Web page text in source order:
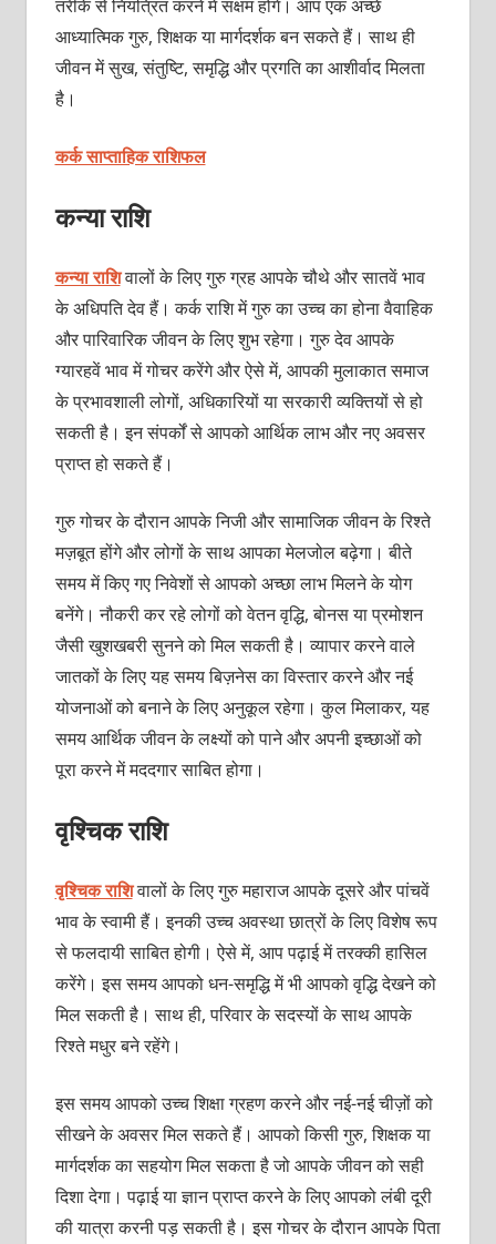
तरीके से नियंत्रित करने में सक्षम होंगे। आप एक अच्छे
आध्यात्मिक गुरु, शिक्षक या मार्गदर्शक बन सकते हैं। साथ ही
जीवन में सुख, संतुष्टि, समृद्धि और प्रगति का आशीर्वाद मिलता
है।
कर्क साप्ताहिक राशिफल
कन्या राशि
कन्या राशिवालों के लिए गुरु ग्रह आपके चौथे और सातवें भाव
के अधिपति देव हैं। कर्क राशि में गुरु का उच्च का होना वैवाहिक
और पारिवारिक जीवन के लिए शुभ रहेगा। गुरु देव आपके
ग्यारहवें भाव में गोचर करेंगे और ऐसे में, आपकी मुलाकात समाज
के प्रभावशाली लोगों, अधिकारियों या सरकारी व्यक्तियों से हो
सकती है। इन संपर्कों से आपको आर्थिक लाभ और नए अवसर
प्राप्त हो सकते हैं।
गुरु गोचर के दौरान आपके निजी और सामाजिक जीवन के रिश्ते
मज़बूत होंगे और लोगों के साथ आपका मेलजोल बढ़ेगा। बीते
समय में किए गए निवेशों से आपको अच्छा लाभ मिलने के योग
बनेंगे। नौकरी कर रहे लोगों को वेतन वृद्धि, बोनस या प्रमोशन
जैसी खुशखबरी सुनने को मिल सकती है। व्यापार करने वाले
जातकों के लिए यह समय बिज़नेस का विस्तार करने और नई
योजनाओं को बनाने के लिए अनुकूल रहेगा। कुल मिलाकर, यह
समय आर्थिक जीवन के लक्ष्यों को पाने और अपनी इच्छाओं को
पूरा करने में मददगार साबित होगा।
वृश्चिक राशि
वृश्चिक राशिवालों के लिए गुरु महाराज आपके दूसरे और पांचवें
भाव के स्वामी हैं। इनकी उच्च अवस्था छात्रों के लिए विशेष रूप
से फलदायी साबित होगी। ऐसे में, आप पढ़ाई में तरक्की हासिल
करेंगे। इस समय आपको धन-समृद्धि में भी आपको वृद्धि देखने को
मिल सकती है। साथ ही, परिवार के सदस्यों के साथ आपके
रिश्ते मधुर बने रहेंगे।
इस समय आपको उच्च शिक्षा ग्रहण करने और नई-नई चीज़ों को
सीखने के अवसर मिल सकते हैं। आपको किसी गुरु, शिक्षक या
मार्गदर्शक का सहयोग मिल सकता है जो आपके जीवन को सही
दिशा देगा। पढ़ाई या ज्ञान प्राप्त करने के लिए आपको लंबी दूरी
की यात्रा करनी पड़ सकती है। इस गोचर के दौरान आपके पिता